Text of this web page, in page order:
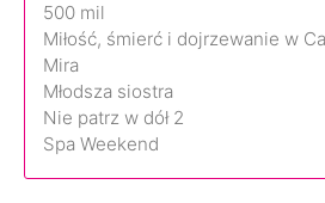
500 mil
Miłość, śmierć i dojrzewanie w
Mira
Młodsza siostra
Nie patrz w dół 2
Spa Weekend